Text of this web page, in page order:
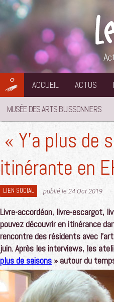
Aller
au
contenu
ACCUEIL ACTUS
MUSÉE DES ARTS BUISSONNIERS
« Y’a plus de
itinérante en
LIEN SOCIAL publié le 24 Oct 2019
Livre-accordéon, livre-escargot,
pouvez découvrir en itinérance
rencontre des résidents avec
juin.Après les interviews, les
plus de saisons » autour du